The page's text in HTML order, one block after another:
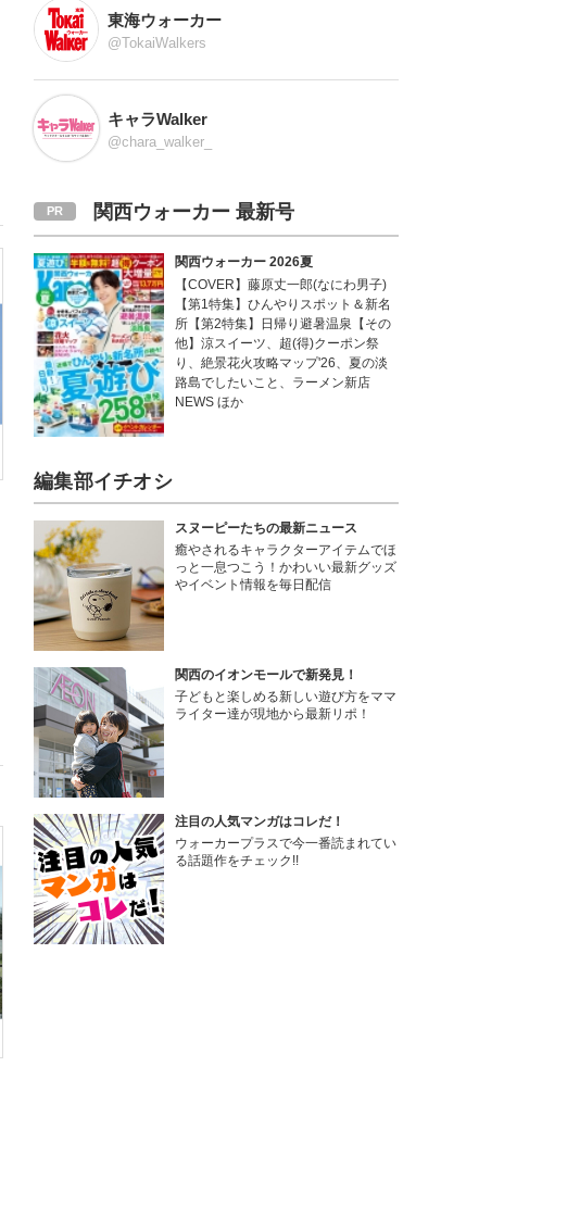
東海ウォーカー
@TokaiWalkers
キャラWalker
@chara_walker_
関西ウォーカー 最新号
関西ウォーカー 2026夏
【COVER】藤原丈一郎(なにわ男子)
【第1特集】ひんやりスポット＆新名
所【第2特集】日帰り避暑温泉【その
他】涼スイーツ、超(得)クーポン祭
り、絶景花火攻略マップ'26、夏の淡
路島でしたいこと、ラーメン新店
NEWS ほか
編集部イチオシ
スヌーピーたちの最新ニュース
癒やされるキャラクターアイテムでほ
っと一息つこう！かわいい最新グッズ
やイベント情報を毎日配信
関西のイオンモールで新発見！
子どもと楽しめる新しい遊び方をママ
ライター達が現地から最新リポ！
注目の人気マンガはコレだ！
ウォーカープラスで今一番読まれてい
る話題作をチェック!!